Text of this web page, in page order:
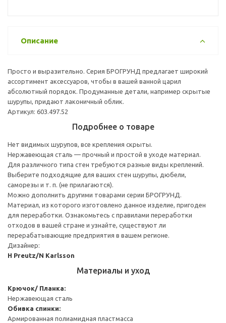
Описание
Просто и выразительно. Серия БРОГРУНД предлагает широкий
ассортимент аксессуаров, чтобы в вашей ванной царил
абсолютный порядок. Продуманные детали, например скрытые
шурупы, придают лаконичный облик.
Артикул: 603.497.52
Подробнее о товаре
Нет видимых шурупов, все крепления скрыты.
Нержавеющая сталь — прочный и простой в уходе материал.
Для различного типа стен требуются разные виды креплений.
Выберите подходящие для ваших стен шурупы, дюбели,
саморезы и т. п. (не прилагаются).
Можно дополнить другими товарами серии БРОГРУНД.
Материал, из которого изготовлено данное изделие, пригоден
для переработки. Ознакомьтесь с правилами переработки
отходов в вашей стране и узнайте, существуют ли
перерабатывающие предприятия в вашем регионе.
Дизайнер:
H Preutz/N Karlsson
Материалы и уход
Крючок/ Планка:
Нержавеющая сталь
Обивка спинки:
Армированная полиамидная пластмасса